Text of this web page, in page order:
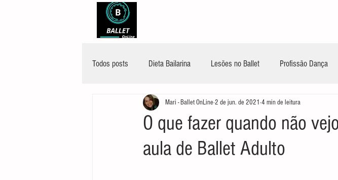
Todos posts Dieta Bailarina Lesões no Ballet Profissão Dança
O que fazer quando não
aula de Ballet Adulto
Mari - Ballet OnLine 2 de jun. de 2021 4 min de leitura